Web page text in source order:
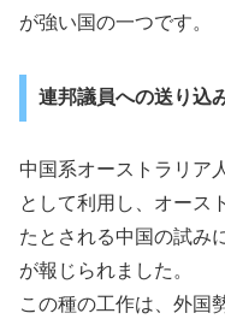
が強い国の一つです。
連邦議員への送り込
中国系オーストラリア
として利用し、オース
たとされる中国の試み
が報じられました。
この種の工作は、外国